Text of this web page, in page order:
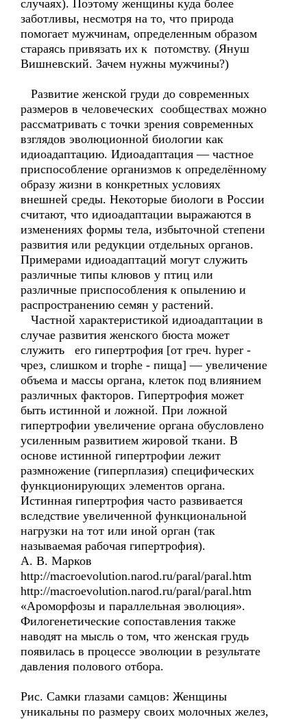
случаях). Поэтому женщины куда более
заботливы, несмотря на то, что природа
помогает мужчинам, определенным образом
стараясь привязать их к потомству. (Януш
Вишневский. Зачем нужны мужчины?)
Развитие женской груди до современных
размеров в человеческих сообществах можно
рассматривать с точки зрения современных
взглядов эволюционной биологии как
идиоадаптацию. Идиоадаптация — частное
приспособление организмов к определённому
образу жизни в конкретных условиях
внешней среды. Некоторые биологи в России
считают, что идиоадаптации выражаются в
изменениях формы тела, избыточной степени
развития или редукции отдельных органов.
Примерами идиоадаптаций могут служить
различные типы клювов у птиц или
различные приспособления к опылению и
распространению семян у растений.
Частной характеристикой идиоадаптации в
случае развития женского бюста может
служить его гипертрофия [от греч. hyper -
чрез, слишком и trophe - пища] — увеличение
объема и массы органа, клеток под влиянием
различных факторов. Гипертрофия может
быть истинной и ложной. При ложной
гипертрофии увеличение органа обусловлено
усиленным развитием жировой ткани. В
основе истинной гипертрофии лежит
размножение (гиперплазия) специфических
функционирующих элементов органа.
Истинная гипертрофия часто развивается
вследствие увеличенной функциональной
нагрузки на тот или иной орган (так
называемая рабочая гипертрофия).
А. В. Марков
http://macroevolution.narod.ru/paral/paral.htm
http://macroevolution.narod.ru/paral/paral.htm
«Ароморфозы и параллельная эволюция».
Филогенетические сопоставления также
наводят на мысль о том, что женская грудь
появилась в процессе эволюции в результате
давления полового отбора.
Рис. Самки глазами самцов: Женщины
уникальны по размеру своих молочных желез,